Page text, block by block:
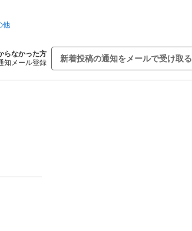
他
らなかった方
知メール登録
新着投稿の通知をメールで受け取る